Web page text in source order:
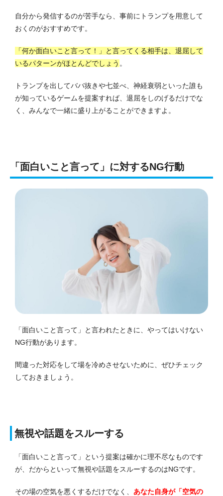
自分から発信するのが苦手なら、事前にトランプを用意して
おくのがおすすめです。
「何か面白いこと言って！」と言ってくる相手は、退屈して
いるパターンがほとんどでしょう 。
トランプを出してババ抜きや七並べ、神経衰弱といった誰も
が知っているゲームを提案すれば、退屈をしのげるだけでな
く、みんなで一緒に盛り上がることができますよ。
「面白いこと言って」に対するNG行動
「面白いこと言って」と言われたときに、やってはいけない
NG行動があります。
間違った対応をして場を冷めさせないために、ぜひチェック
しておきましょう。
無視や話題をスルーする
「面白いこと言って」という提案は確かに理不尽なものです
が、だからといって無視や話題をスルーするのはNGです。
その場の空気を悪くするだけでなく、 あなた自身が「空気の